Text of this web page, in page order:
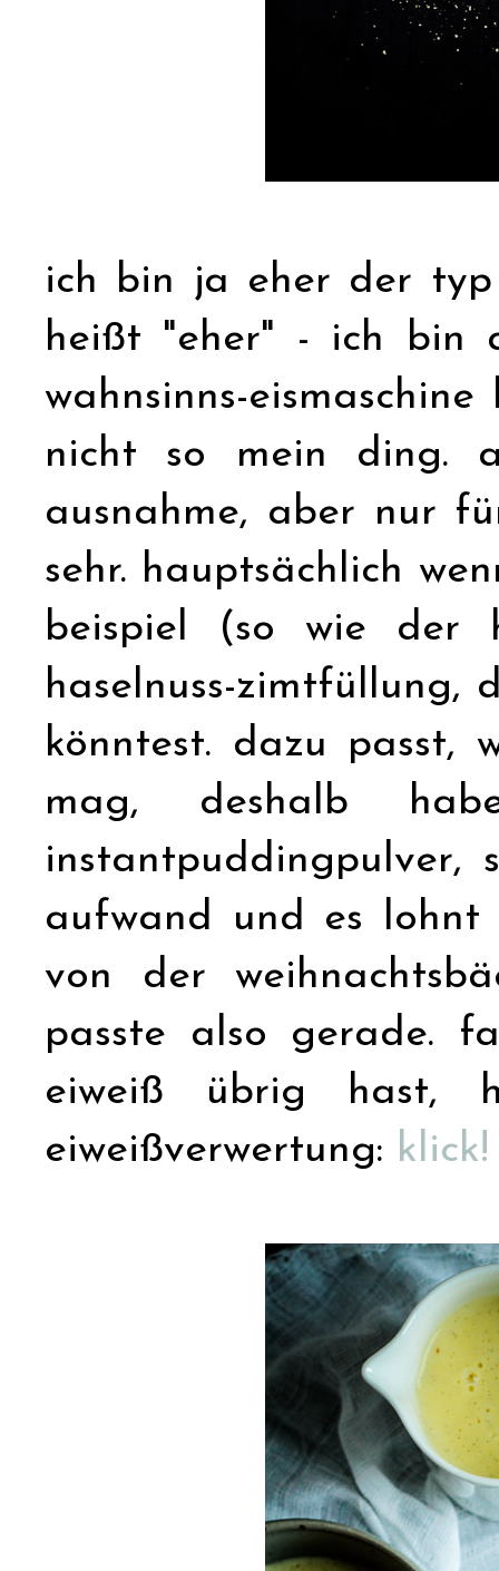
ich bin ja eher der typ
heißt "eher" - ich bin
wahnsinns-
nicht so mein ding.
ausnahme, aber nur
sehr. hauptsächlich
beispiel (so wie der
haselnuss-zimtfüllung,
könntest. dazu passt,
mag, deshalb
instantpuddingpulver,
aufwand und es
von der
passte also gerade.
eiweiß übrig hast,
eiweißverwertung: klick!